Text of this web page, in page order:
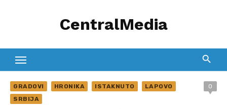
CentralMedia
GRADOVI HRONIKA ISTAKNUTO
LAPOVO
SRBIJA
0